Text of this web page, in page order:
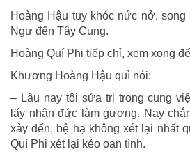
Hoàng Hậu tuy khóc nức nở, song
Ngự đến Tây Cung.
Hoàng Quí Phi tiếp chỉ, xem xong
Khương Hoàng Hậu quì nói:
– Lâu nay tôi sửa trị trong cung
lấy nhân đức làm gương. Nay
xảy đến, bệ hạ không xét lại nhất
Quí Phi xét lại kẻo oan tình.